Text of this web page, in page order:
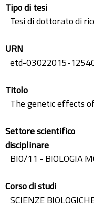
Tipo di tesi
Tesi di dottorato di
URN
etd-03022015-
Titolo
The genetic effects
Settore scientifico
disciplinare
BIO/11 - BIOLOGIA
Corso di studi
SCIENZE